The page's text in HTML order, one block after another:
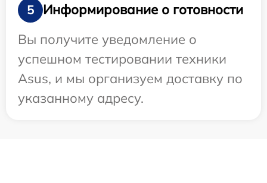
5
Информирование о готовности
Вы получите уведомление о
успешном тестировании техники
Asus, и мы организуем доставку по
указанному адресу.